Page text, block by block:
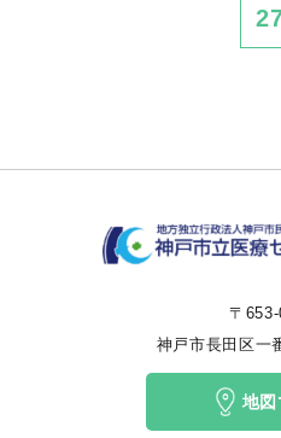
〒
神戸市長田区一
地図